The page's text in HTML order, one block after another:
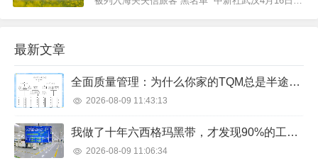
最新文章
全面质量管理：为什么你家的TQM总是半途而废？
2026-08-09 11:43:13
我做了十年六西格玛黑带，才发现90%的工厂用错了
2026-08-09 11:06:34